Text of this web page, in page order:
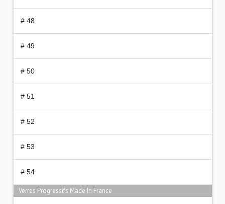
# 48
# 49
# 50
# 51
# 52
# 53
# 54
Verres Progressifs Made In France